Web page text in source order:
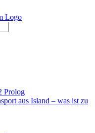
Prolog
aus Island – was ist zu